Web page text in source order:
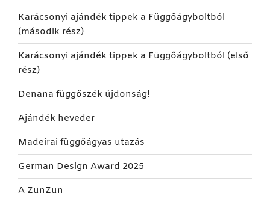
Karácsonyi ajándék tippek a Függőágyboltból
(második rész)
Karácsonyi ajándék tippek a Függőágyboltból (első
rész)
Denana függőszék újdonság!
Ajándék heveder
Madeirai függőágyas utazás
German Design Award 2025
A ZunZun